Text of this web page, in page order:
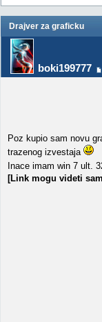
Drajver za graficku
boki199777
Poz kupio sam novu
trazenog izvestaja
Inace imam win 7 ult.
[Link mogu videti